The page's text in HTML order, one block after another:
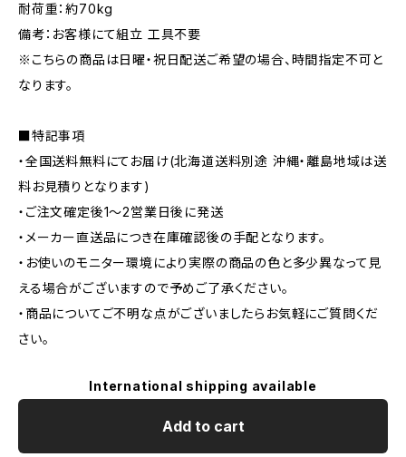
耐荷重：約70kg
備考：お客様にて組立 工具不要
※こちらの商品は日曜・祝日配送ご希望の場合、時間指定不可と
なります。
■特記事項
・全国送料無料にてお届け(北海道送料別途 沖縄・離島地域は送
料お見積りとなります)
・ご注文確定後1〜2営業日後に発送
・メーカー直送品につき在庫確認後の手配となります。
・お使いのモニター環境により実際の商品の色と多少異なって見
える場合がございますので予めご了承ください。
・商品についてご不明な点がございましたらお気軽にご質問くだ
さい。
International shipping available
Add to cart